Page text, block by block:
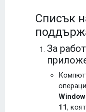
Списък
За
11,